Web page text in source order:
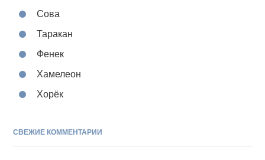
Сова
Таракан
Фенек
Хамелеон
Хорёк
СВЕЖИЕ КОММЕНТАРИИ